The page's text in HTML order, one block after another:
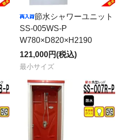
節水シャワーユニット
SS-005WS-P
W780×D820×H2190
121,000円(税込)
最小サイズ